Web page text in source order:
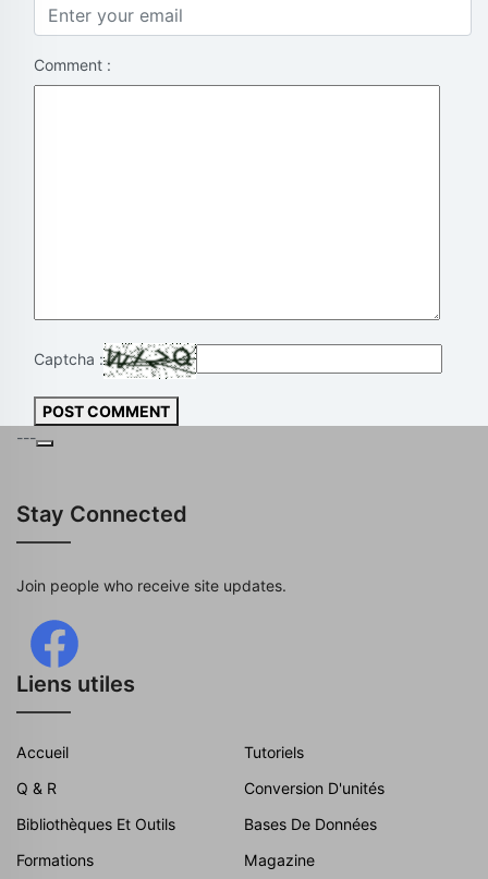
Comment :
Captcha :
POST COMMENT
---
Stay Connected
Join people who receive site updates.
Liens utiles
Accueil
Tutoriels
Q & R
Conversion D'unités
Bibliothèques Et Outils
Bases De Données
Formations
Magazine